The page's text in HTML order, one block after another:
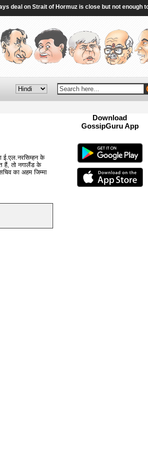
on Strait of Hormuz is close but not enough to
ई.एल.नरसिम्हन के
हैं, तो नगालैंड के
का अहम जिम्मा
Download
GossipGuru App